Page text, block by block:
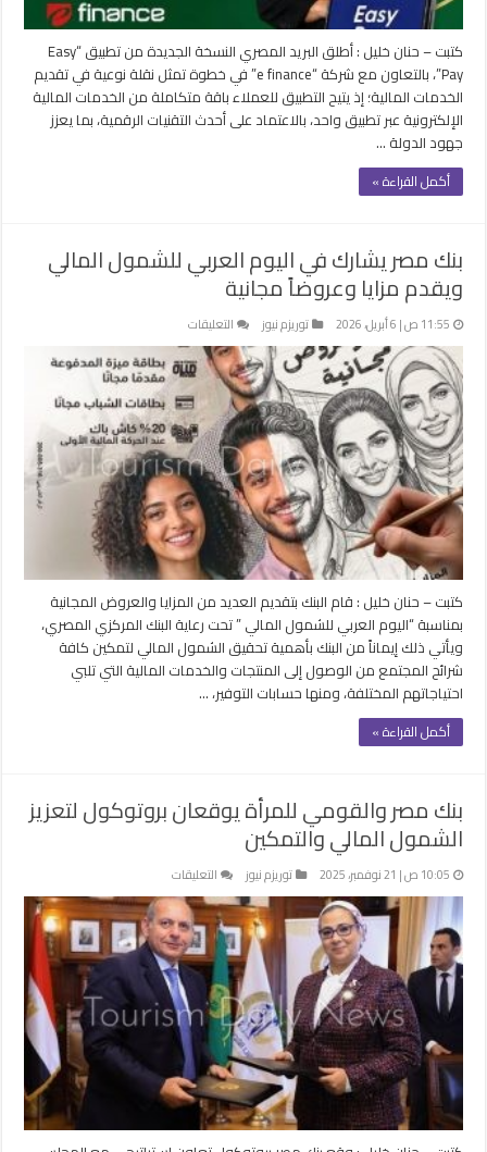
رقمية
متكاملة
مغلقة
كتبت – حنان خليل : أطلق البريد المصري النسخة الجديدة من تطبيق “Easy
Pay”، بالتعاون مع شركة “e finance” في خطوة تمثل نقلة نوعية في تقديم
الخدمات المالية؛ إذ يتيح التطبيق للعملاء باقة متكاملة من الخدمات المالية
الإلكترونية عبر تطبيق واحد، بالاعتماد على أحدث التقنيات الرقمية، بما يعزز
جهود الدولة …
أكمل القراءة »
بنك مصر يشارك في اليوم العربي للشمول المالي
ويقدم مزايا وعروضاً مجانية
11:55 ص | 6 أبريل، 2026 توريزم نيوز التعليقات
بنك
مصر
يشارك
في
اليوم
العربي
للشمول
المالي
ويقدم
مزايا
وعروضاً
مجانية
مغلقة
كتبت – حنان خليل : قام البنك بتقديم العديد من المزايا والعروض المجانية
بمناسبة “اليوم العربي للشمول المالي ” تحت رعاية البنك المركزي المصري،
ويأتي ذلك إيماناً من البنك بأهمية تحقيق الشمول المالي لتمكين كافة
شرائح المجتمع من الوصول إلى المنتجات والخدمات المالية التي تلبي
احتياجاتهم المختلفة، ومنها حسابات التوفير، …
أكمل القراءة »
بنك مصر والقومي للمرأة يوقعان بروتوكول لتعزيز
الشمول المالي والتمكين
10:05 ص | 21 نوفمبر، 2025 توريزم نيوز التعليقات
بنك
مصر
والقومي
للمرأة
يوقعان
بروتوكول
لتعزيز
المالي
والتمكين
مغلقة